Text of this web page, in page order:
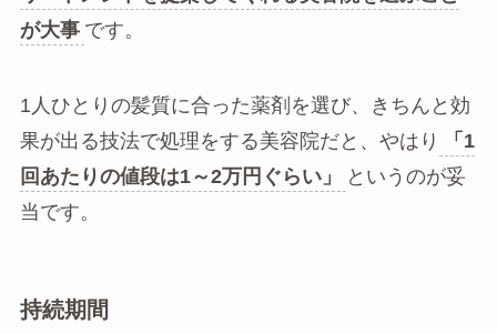
が大事 です。
1人ひとりの髪質に合った薬剤を選び、きちんと効
果が出る技法で処理をする美容院だと、やはり
「1
回あたりの値段は1～2万円ぐらい」
というのが妥
当です。
持続期間